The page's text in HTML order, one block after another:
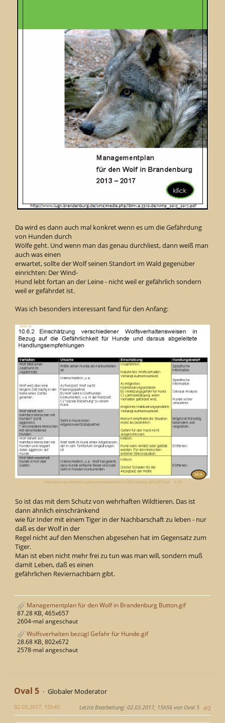
Da wird es dann auch mal konkret wenn es um die Gefährdung
von Hunden durch
Wölfe geht. Und wenn man das genau durchliest, dann weiß man
auch was einen
erwartet, sollte der Wolf seinen Standort im Wald gegenüber
einrichten: Der Wind-
Hund lebt fortan an der Leine - nicht weil er gefährlich sondern
weil er gefährdet ist.
Was ich besonders interessant fand für den Anfang:
So ist das mit dem Schutz von wehrhaften Wildtieren. Das ist
dann ähnlich einschränkend
wie für Inder mit einem Tiger in der Nachbarschaft zu leben - nur
daß es der Wolf in der
Regel nicht auf den Menschen abgesehen hat im Gegensatz zum
Tiger.
Man ist eben nicht mehr frei zu tun was man will, sondern muß
damit Leben, daß es einen
gefährlichen Reviernachbarn gibt.
Managementplan für den Wolf in Brandenburg Button.gif
87.28 KB, 465x657
2604-mal angeschaut
Wolfsverhalten bezügl Gefahr für Hunde.gif
28.68 KB, 802x672
2578-mal angeschaut
Oval 5
Globaler Moderator
#2
02.03.2017, 15h45 Letzte Bearbeitung: 02.03.2017, 15h56 von Oval 5